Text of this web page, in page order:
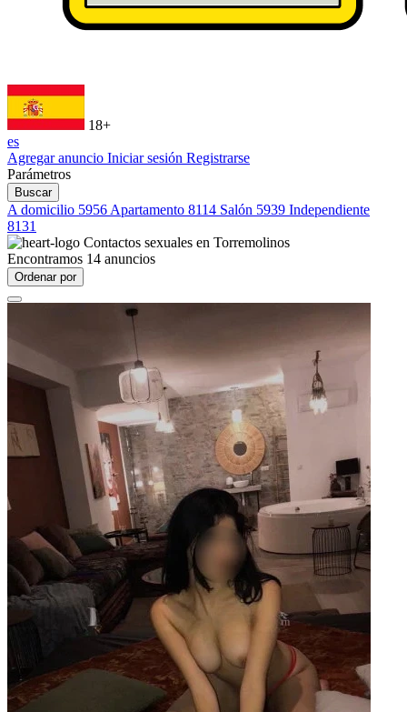
18+
es
Agregar anuncio Iniciar sesión Registrarse
Parámetros
Buscar
A domicilio 5956 Apartamento 8114 Salón 5939 Independiente
8131
Contactos sexuales en Torremolinos
Encontramos 14 anuncios
Ordenar por